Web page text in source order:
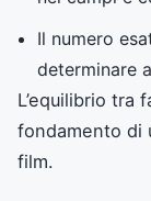
Il numero
determinare
L’equilibrio
fondamento di
film.